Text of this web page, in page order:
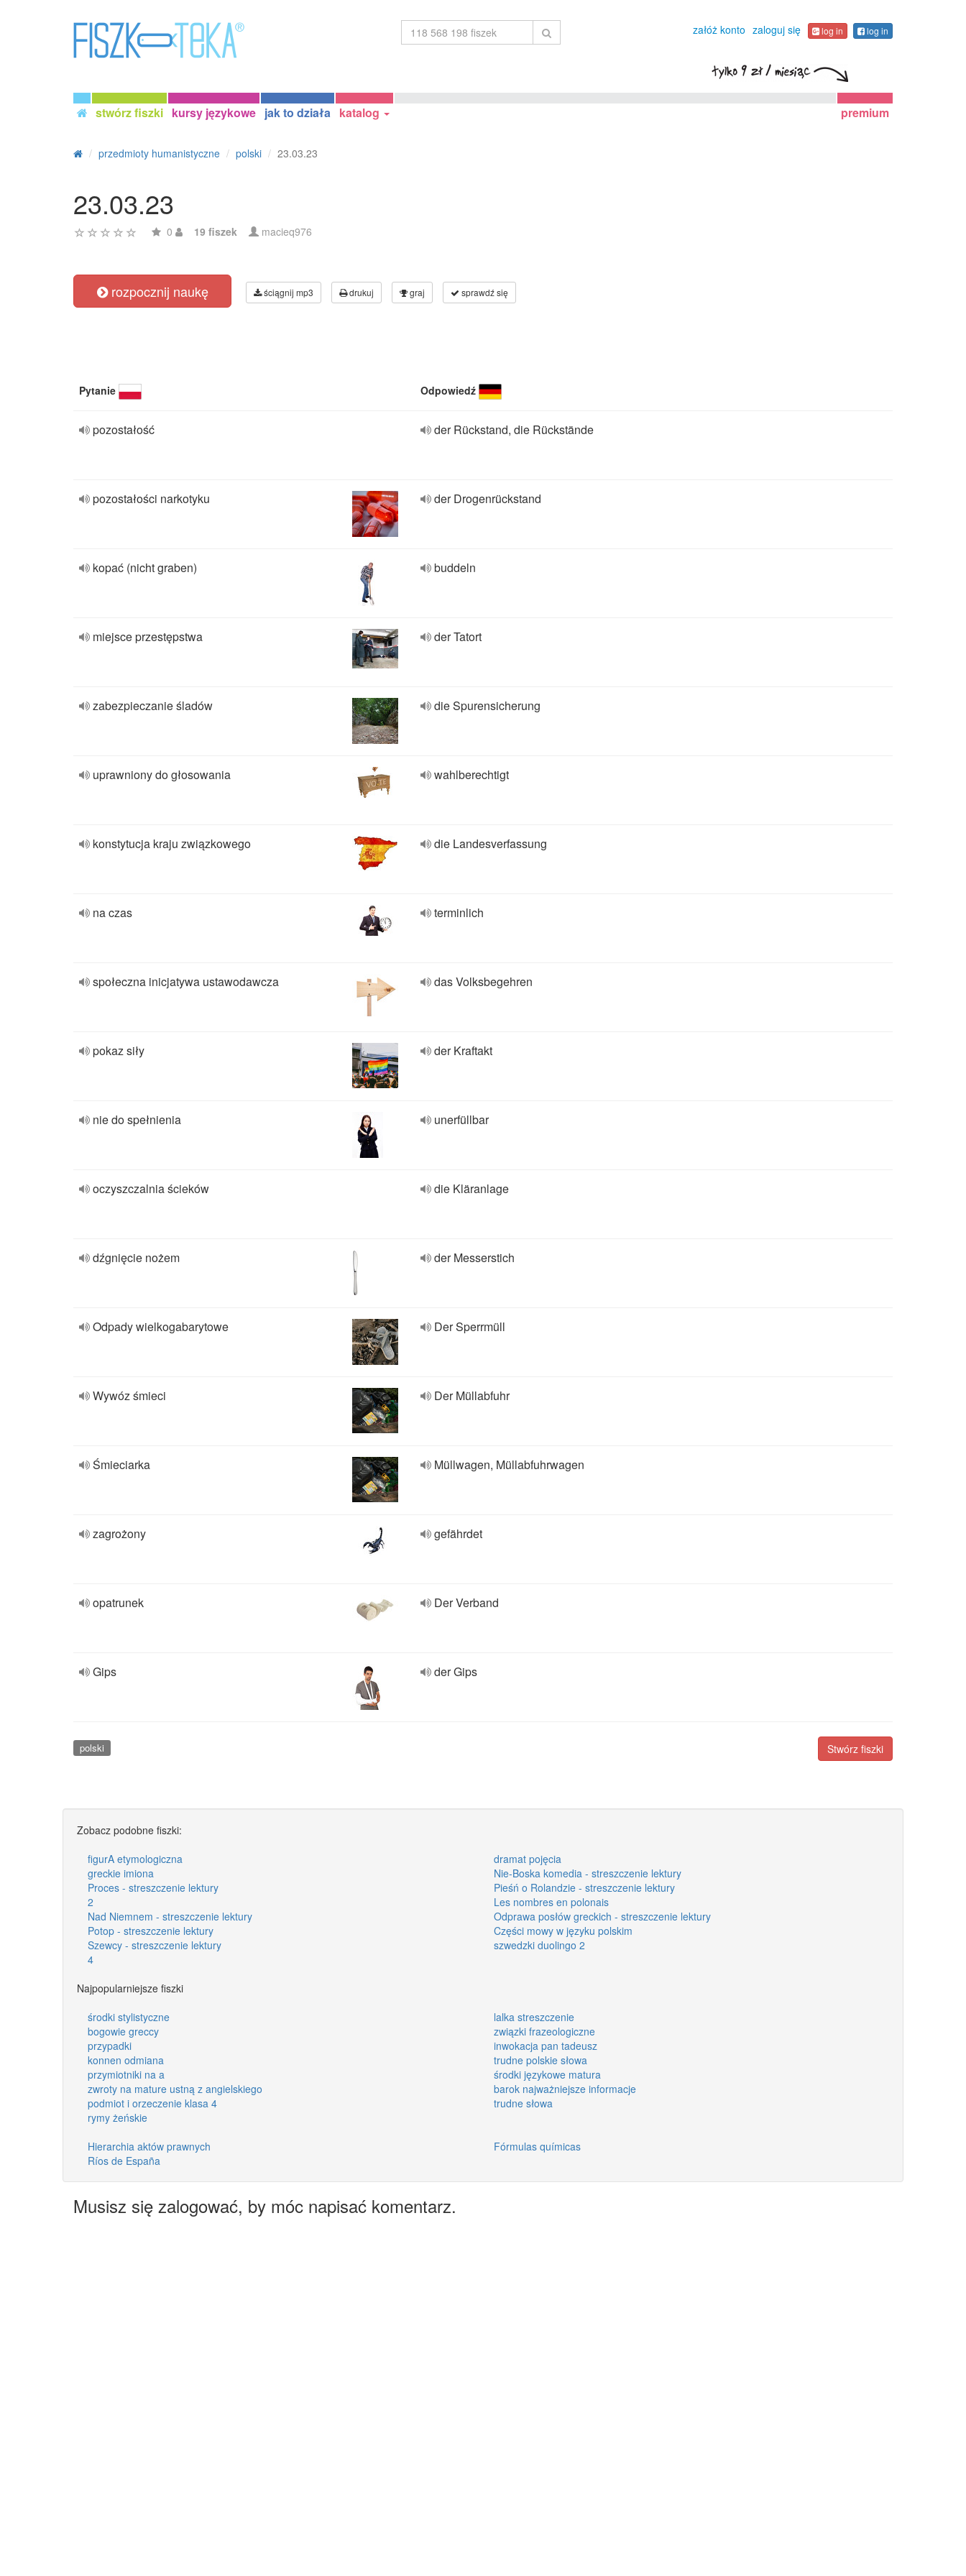
załóż konto zaloguj się log in log in
stwórz fiszki kursy językowe jak to działa katalog premium
przedmioty humanistyczne polski 23.03.23
23.03.23
0 19 fiszek macieq976
rozpocznij naukę ściągnij mp3 drukuj graj sprawdź się
Pytanie Odpowiedź
pozostałość der Rückstand, die Rückstände
pozostałości narkotyku der Drogenrückstand
kopać (nicht graben) buddeln
miejsce przestępstwa der Tatort
zabezpieczanie śladów die Spurensicherung
uprawniony do głosowania wahlberechtigt
konstytucja kraju związkowego die Landesverfassung
na czas terminlich
społeczna inicjatywa ustawodawcza das Volksbegehren
pokaz siły der Kraftakt
nie do spełnienia unerfüllbar
oczyszczalnia ścieków die Kläranlage
dźgnięcie nożem der Messerstich
Odpady wielkogabarytowe Der Sperrmüll
Wywóz śmieci Der Müllabfuhr
Śmieciarka Müllwagen, Müllabfuhrwagen
zagrożony gefährdet
opatrunek Der Verband
Gips der Gips
Stwórz fiszki
polski
Zobacz podobne fiszki:
figurA etymologiczna
dramat pojęcia
greckie imiona
Nie-Boska komedia - streszczenie lektury
Proces - streszczenie lektury
Pieśń o Rolandzie - streszczenie lektury
2
Les nombres en polonais
Nad Niemnem - streszczenie lektury
Odprawa posłów greckich - streszczenie lektury
Potop - streszczenie lektury
Części mowy w języku polskim
Szewcy - streszczenie lektury
szwedzki duolingo 2
4
Najpopularniejsze fiszki
środki stylistyczne
lalka streszczenie
bogowie greccy
związki frazeologiczne
przypadki
inwokacja pan tadeusz
konnen odmiana
trudne polskie słowa
przymiotniki na a
środki językowe matura
zwroty na mature ustną z angielskiego
barok najważniejsze informacje
podmiot i orzeczenie klasa 4
trudne słowa
rymy żeńskie
Hierarchia aktów prawnych
Fórmulas químicas
Ríos de España
Musisz się zalogować, by móc napisać komentarz.